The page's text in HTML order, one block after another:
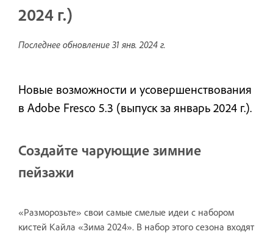
2024 г.)
Последнее обновление 31 янв. 2024 г.
Новые возможности и усовершенствования
в Adobe Fresco 5.3 (выпуск за январь 2024 г.).
Создайте чарующие зимние
пейзажи
«Разморозьте» свои самые смелые идеи с набором
кистей Кайла «Зима 2024». В набор этого сезона входят